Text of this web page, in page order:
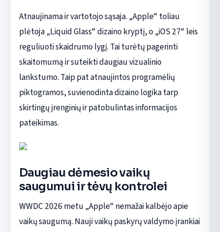
Atnaujinama ir vartotojo sąsaja. „Apple“ toliau
plėtoja „Liquid Glass“ dizaino kryptį, o „iOS 27“ leis
reguliuoti skaidrumo lygį. Tai turėtų pagerinti
skaitomumą ir suteikti daugiau vizualinio
lankstumo. Taip pat atnaujintos programėlių
piktogramos, suvienodinta dizaino logika tarp
skirtingų įrenginių ir patobulintas informacijos
pateikimas.
Daugiau dėmesio vaikų
saugumui ir tėvų kontrolei
WWDC 2026 metu „Apple“ nemažai kalbėjo apie
vaikų saugumą. Nauji vaikų paskyrų valdymo įrankiai